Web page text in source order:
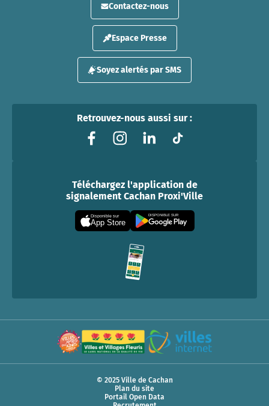
Contactez-nous
Espace Presse
Soyez alertés par SMS
Retrouvez-nous aussi sur :
Téléchargez l'application de
signalement Cachan Proxi'Ville
Disponible sur
App Store
DISPONIBLE SUR
© 2025 Ville de Cachan
Plan du site
Portail Open Data